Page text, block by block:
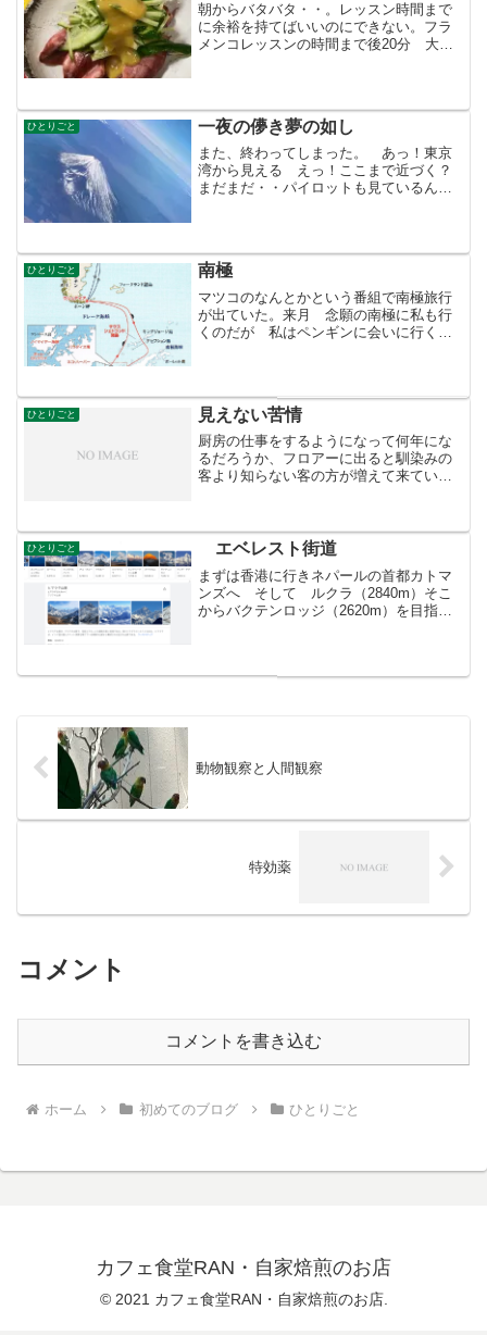
朝からバタバタ・・。レッスン時間まで
に余裕を持てばいいのにできない。フラ
メンコレッスンの時間まで後20分 大丈
ず、ビデオで練習。ワ...
ひとりごと 一夜の儚き夢の如し
また、終わってしまった。 あっ！東京
湾から見える えっ！ここまで近づく？
まだまだ・・パイロットも見ているんだ
ひとりごと 南極
マツコのなんとかという番組で南極旅行
が出ていた。来月 念願の南極に私も行
くのだが 私はペンギンに会いに行くの
南極でカヌーに乗るわ！乗...
ひとりごと 見えない苦情
厨房の仕事をするようになって何年にな
るだろうか、フロアーに出ると馴染みの
客より知らない客の方が増えて来てい
に・・・。私も賞味期限が切れ女として
見てもらえなくなったんだと...
ひとりごと エベレスト街道
まずは香港に行きネパールの首都カトマ
ンズへ そして ルクラ（2840m）そこ
からバクテンロッジ（2620m）を目指
（881...
動物観察と人間観察
特効薬
コメント
コメントを書き込む
ホーム 初めてのブログ ひとりごと
カフェ食堂RAN・自家焙煎のお店
© 2021 カフェ食堂RAN・自家焙煎のお店.